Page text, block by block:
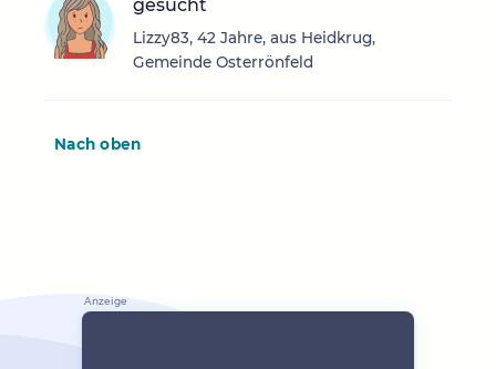
gesucht
Lizzy83, 42 Jahre, aus Heidkrug,
Gemeinde Osterrönfeld
Nach oben